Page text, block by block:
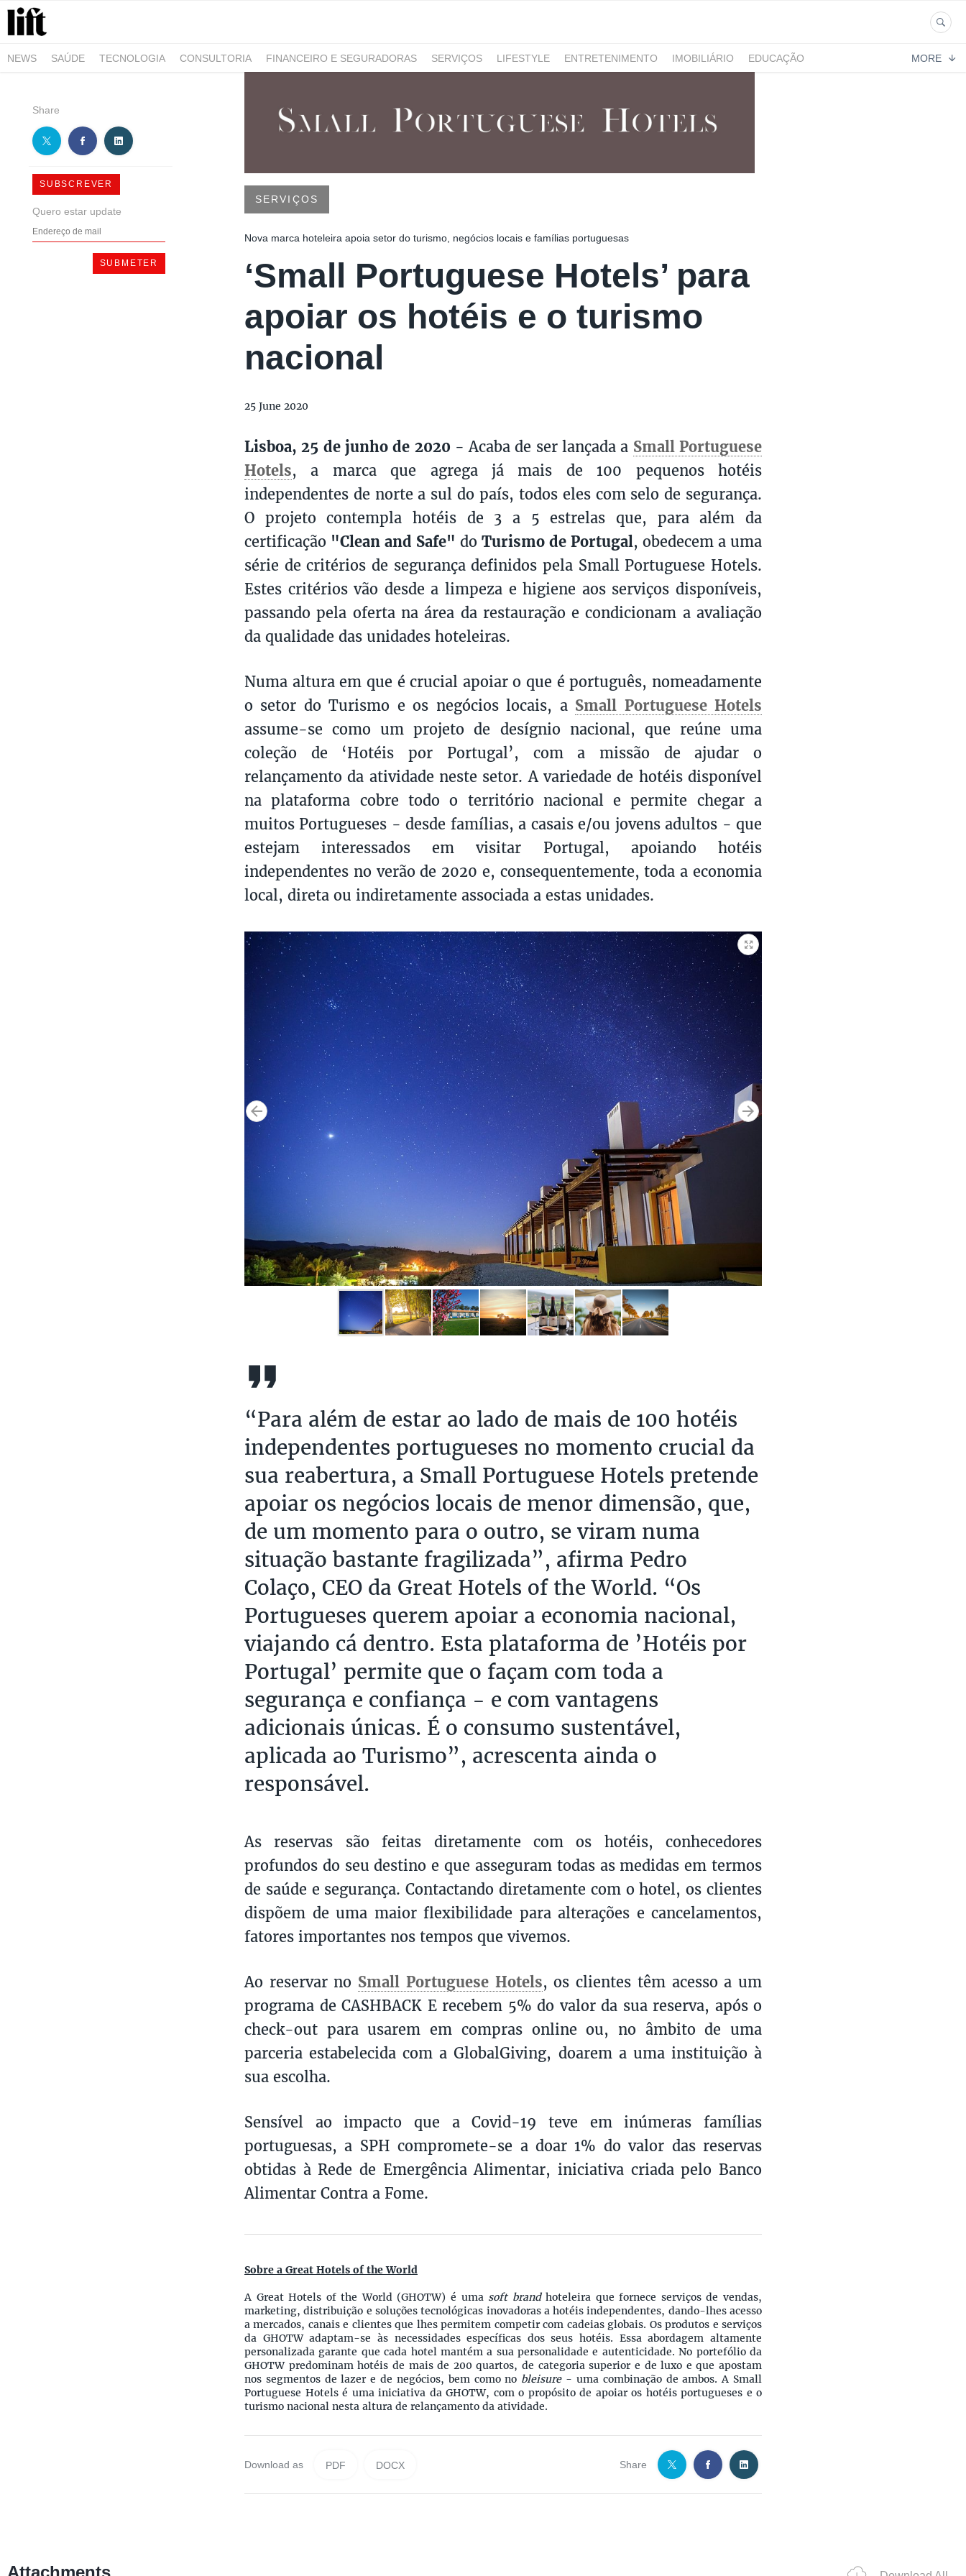
NEWS SAÚDE TECNOLOGIA CONSULTORIA FINANCEIRO E SEGURADORAS SERVIÇOS LIFESTYLE ENTRETENIMENTO IMOBILIÁRIO
EDUCAÇÃO
MORE
Share
SUBSCREVER
Quero estar update
SERVIÇOS
Nova marca hoteleira apoia setor do turismo, negócios locais e famílias portuguesas
‘Small Portuguese Hotels’ para
apoiar os hotéis e o turismo
nacional
25 June 2020
Lisboa, 25 de junho de 2020 - Acaba de ser lançada a Small Portuguese
Hotels, a marca que agrega já mais de 100 pequenos hotéis
independentes de norte a sul do país, todos eles com selo de segurança.
O projeto contempla hotéis de 3 a 5 estrelas que, para além da
certificação "Clean and Safe" do Turismo de Portugal, obedecem a uma
série de critérios de segurança definidos pela Small Portuguese Hotels.
Estes critérios vão desde a limpeza e higiene aos serviços disponíveis,
passando pela oferta na área da restauração e condicionam a avaliação
da qualidade das unidades hoteleiras.
Numa altura em que é crucial apoiar o que é português, nomeadamente
o setor do Turismo e os negócios locais, a Small Portuguese Hotels
assume-se como um projeto de desígnio nacional, que reúne uma
coleção de ‘Hotéis por Portugal’, com a missão de ajudar o
relançamento da atividade neste setor. A variedade de hotéis disponível
na plataforma cobre todo o território nacional e permite chegar a
muitos Portugueses - desde famílias, a casais e/ou jovens adultos - que
estejam interessados em visitar Portugal, apoiando hotéis
independentes no verão de 2020 e, consequentemente, toda a economia
local, direta ou indiretamente associada a estas unidades.
“Para além de estar ao lado de mais de 100 hotéis
independentes portugueses no momento crucial da
sua reabertura, a Small Portuguese Hotels pretende
apoiar os negócios locais de menor dimensão, que,
de um momento para o outro, se viram numa
situação bastante fragilizada”, afirma Pedro
Colaço, CEO da Great Hotels of the World. “Os
Portugueses querem apoiar a economia nacional,
viajando cá dentro. Esta plataforma de ’Hotéis por
Portugal’ permite que o façam com toda a
segurança e confiança - e com vantagens
adicionais únicas. É o consumo sustentável,
aplicada ao Turismo”, acrescenta ainda o
responsável.
As reservas são feitas diretamente com os hotéis, conhecedores
profundos do seu destino e que asseguram todas as medidas em termos
de saúde e segurança. Contactando diretamente com o hotel, os clientes
dispõem de uma maior flexibilidade para alterações e cancelamentos,
fatores importantes nos tempos que vivemos.
Ao reservar no Small Portuguese Hotels, os clientes têm acesso a um
programa de CASHBACK E recebem 5% do valor da sua reserva, após o
check-out para usarem em compras online ou, no âmbito de uma
parceria estabelecida com a GlobalGiving, doarem a uma instituição à
sua escolha.
Sensível ao impacto que a Covid-19 teve em inúmeras famílias
portuguesas, a SPH compromete-se a doar 1% do valor das reservas
obtidas à Rede de Emergência Alimentar, iniciativa criada pelo Banco
Alimentar Contra a Fome.
Sobre a Great Hotels of the World
A Great Hotels of the World (GHOTW) é uma soft brandhoteleira que fornece serviços de vendas,
marketing, distribuição e soluções tecnológicas inovadoras a hotéis independentes, dando-lhes acesso
a mercados, canais e clientes que lhes permitem competir com cadeias globais. Os produtos e serviços
da GHOTW adaptam-se às necessidades específicas dos seus hotéis. Essa abordagem altamente
personalizada garante que cada hotel mantém a sua personalidade e autenticidade. No portefólio da
GHOTW predominam hotéis de mais de 200 quartos, de categoria superior e de luxo e que apostam
nos segmentos de lazer e de negócios, bem como no bleisure- uma combinação de ambos. A Small
Portuguese Hotels é uma iniciativa da GHOTW, com o propósito de apoiar os hotéis portugueses e o
turismo nacional nesta altura de relançamento da atividade.
Download as PDF DOCX Share